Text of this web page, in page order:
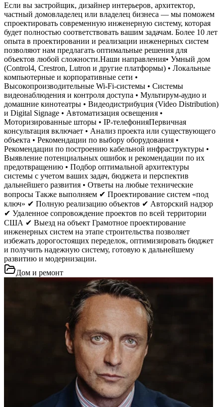
Если вы застройщик, дизайнер интерьеров, архитектор,
частный домовладелец или владелец бизнеса — мы поможем
спроектировать современную инженерную систему, которая
будет полностью соответствовать вашим задачам. Более 10 лет
опыта в проектировании и реализации инженерных систем
позволяют нам предлагать оптимальные решения для
объектов любой сложности.Наши направления• Умный дом
(Control4, Crestron, Lutron и другие платформы) • Локальные
компьютерные и корпоративные сети •
Высокопроизводительные Wi-Fi-системы • Системы
видеонаблюдения и контроля доступа • Мультирум-аудио и
домашние кинотеатры • Видеодистрибуция (Video Distribution)
и Digital Signage • Автоматизация освещения •
Моторизированные шторы • IP-телефонияПервичная
консультация включает • Анализ проекта или существующего
объекта • Рекомендации по выбору оборудования •
Рекомендации по построению кабельной инфраструктуры •
Выявление потенциальных ошибок и рекомендации по их
предотвращению • Подбор оптимальной архитектуры
системы с учетом ваших задач, бюджета и перспектив
дальнейшего развития • Ответы на любые технические
вопросы Также выполняем ✔ Проектирование систем «под
ключ» ✔ Полную реализацию объектов ✔ Авторский надзор
✔ Удаленное сопровождение проектов по всей территории
США ✔ Выезд на объект Грамотное проектирование
инженерных систем на этапе строительства позволяет
избежать дорогостоящих переделок, оптимизировать бюджет
и получить надежную систему, готовую к дальнейшему
развитию и модернизации.
Дом и ремонт